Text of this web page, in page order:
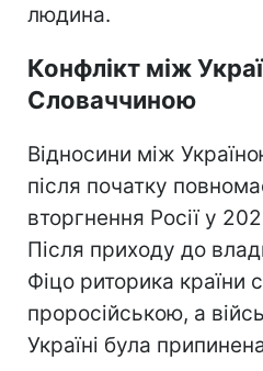
людина.
Конфлікт між
Словаччиною
Відносини між
після початку
вторгнення Росії у
Після приходу до
Фіцо риторика країни
проросійською, а
Україні була